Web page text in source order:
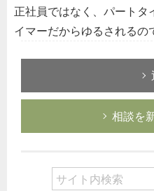
正社員ではなく、パートタ
イマーだからゆるされるの
相談を